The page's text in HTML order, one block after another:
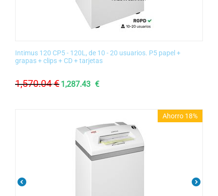
Intimus 120 CP5 - 120L, de 10 - 20 usuarios. P5 papel +
grapas + clips + CD + tarjetas
1,570.04 € 1,287.43 €
Ahorro 18%